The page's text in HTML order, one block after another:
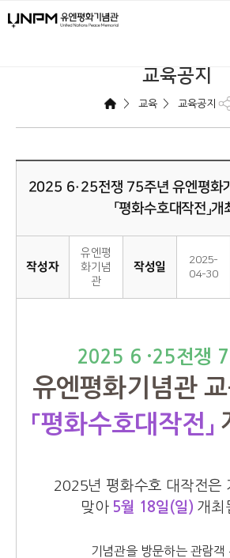
교육공지
> 교육> 교육공지
2025 6·25전쟁 75주년 유엔평화
「평화수호대작전」개
작성자
유엔평
화기념
관
작성일
2025-
04-30
2025 6 ·25전쟁
유엔평화기념관 교
「평화수호대작전」
2025년 평화수호 대작전은
맞아5월 18일(일) 개최
기념관을 방문하는 관람객